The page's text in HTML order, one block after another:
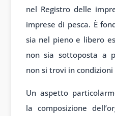
nel Registro delle
imprese di pesca. È
sia nel pieno e libero
non sia sottoposta a
non si trovi in
Un aspetto
la composizione